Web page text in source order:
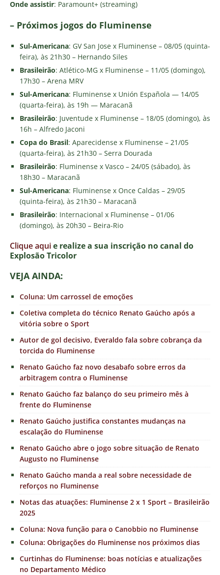
Onde assistir: Paramount+ (streaming)
– Próximos jogos do Fluminense
Sul-Americana: GV San Jose x Fluminense – 08/05 (quinta-
feira), às 21h30 – Hernando Siles
Brasileirão: Atlético-MG x Fluminense – 11/05 (domingo),
17h30 – Arena MRV
Sul-Americana: Fluminense x Unión Española — 14/05
(quarta-feira), às 19h — Maracanã
Brasileirão: Juventude x Fluminense – 18/05 (domingo), às
16h – Alfredo Jaconi
Copa do Brasil: Aparecidense x Fluminense – 21/05
(quarta-feira), às 21h30 – Serra Dourada
Brasileirão: Fluminense x Vasco – 24/05 (sábado), às
18h30 – Maracanã
Sul-Americana: Fluminense x Once Caldas – 29/05
(quinta-feira), às 21h30 – Maracanã
Brasileirão: Internacional x Fluminense – 01/06
(domingo), às 20h30 – Beira-Rio
Clique aquie realize a sua inscrição no canal do
Explosão Tricolor
VEJA AINDA:
Coluna: Um carrossel de emoções
Coletiva completa do técnico Renato Gaúcho após a
vitória sobre o Sport
Autor de gol decisivo, Everaldo fala sobre cobrança da
torcida do Fluminense
Renato Gaúcho faz novo desabafo sobre erros da
arbitragem contra o Fluminense
Renato Gaúcho faz balanço do seu primeiro mês à
frente do Fluminense
Renato Gaúcho justifica constantes mudanças na
escalação do Fluminense
Renato Gaúcho abre o jogo sobre situação de Renato
Augusto no Fluminense
Renato Gaúcho manda a real sobre necessidade de
reforços no Fluminense
Notas das atuações: Fluminense 2 x 1 Sport – Brasileirão
2025
Coluna: Nova função para o Canobbio no Fluminense
Coluna: Obrigações do Fluminense nos próximos dias
Curtinhas do Fluminense: boas notícias e atualizações
no Departamento Médico